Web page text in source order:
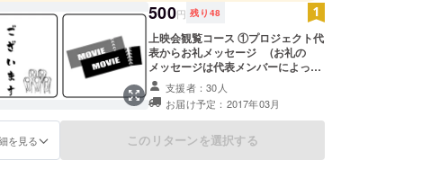
500円 残り 48
上映会観覧コース ①プロジェクト代
表からお礼メッセージ (お礼の
メッセージは代表メンバーによって
異なります。) ②上映観覧券 (3月
19日当日のみ有効です。)
支援者：30人
お届け予定：2017年03月
を見る このリターンを選択する